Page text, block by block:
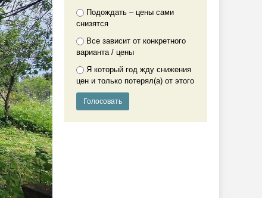
Подождать – цены сами
снизятся
Все зависит от конкретного
варианта / цены
Я который год жду снижения
цен и только потерял(а) от этого